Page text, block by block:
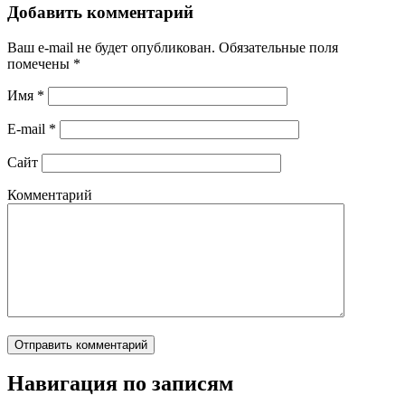
Добавить комментарий
Ваш e-mail не будет опубликован. Обязательные поля
помечены *
Имя *
E-mail *
Сайт
Комментарий
Навигация по записям